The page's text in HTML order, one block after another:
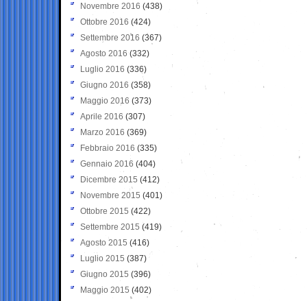
Novembre 2016 (438)
Ottobre 2016 (424)
Settembre 2016 (367)
Agosto 2016 (332)
Luglio 2016 (336)
Giugno 2016 (358)
Maggio 2016 (373)
Aprile 2016 (307)
Marzo 2016 (369)
Febbraio 2016 (335)
Gennaio 2016 (404)
Dicembre 2015 (412)
Novembre 2015 (401)
Ottobre 2015 (422)
Settembre 2015 (419)
Agosto 2015 (416)
Luglio 2015 (387)
Giugno 2015 (396)
Maggio 2015 (402)